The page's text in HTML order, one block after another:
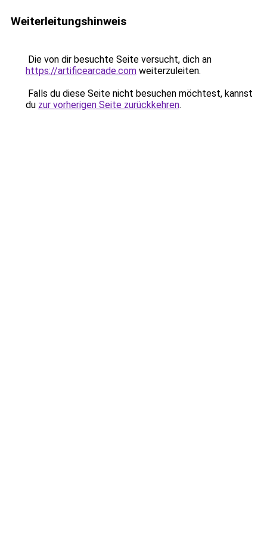
Weiterleitungshinweis
Die von dir besuchte Seite versucht, dich an
https://artificearcade.com weiterzuleiten.
Falls du diese Seite nicht besuchen möchtest, kannst
du zur vorherigen Seite zurückkehren.